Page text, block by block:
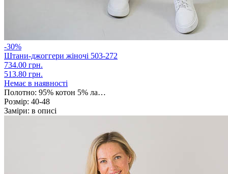
-30%
Штани-джоггери жіночі 503-272
734.00 грн.
513.80 грн.
Немає в наявності
Полотно: 95% котон 5% ла…
Розмір: 40-48
Заміри: в описі